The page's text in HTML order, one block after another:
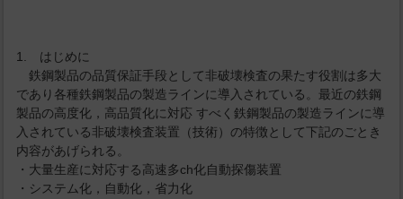
1. はじめに
鉄鋼製品の品質保証手段として非破壊検査の果たす役割は多大
であり各種鉄鋼製品の製造ラインに導入されている。最近の鉄鋼
製品の高度化，高品質化に対応 すべく鉄鋼製品の製造ラインに導
入されている非破壊検査装置（技術）の特徴として下記のごとき
内容があげられる。
・大量生産に対応する高速多ch化自動探傷装置
・システム化，自動化，省力化